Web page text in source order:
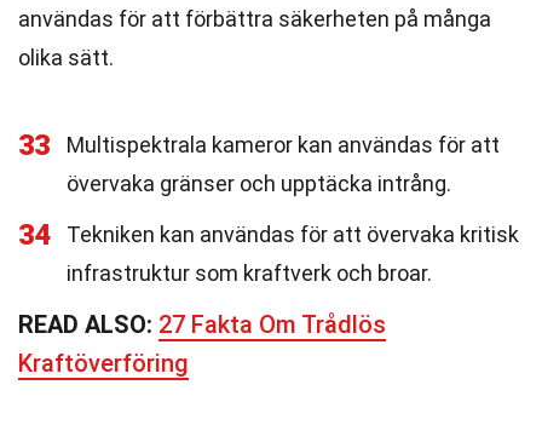
användas för att förbättra säkerheten på många
olika sätt.
33
Multispektrala kameror kan användas för att
övervaka gränser och upptäcka intrång.
34
Tekniken kan användas för att övervaka kritisk
infrastruktur som kraftverk och broar.
READ ALSO: 27 Fakta Om Trådlös
Kraftöverföring